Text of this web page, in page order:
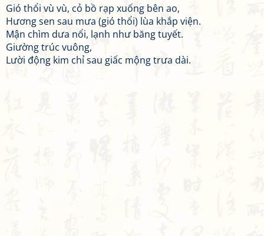
Gió thổi vù vù, cỏ bồ rạp xuống bên ao,
Hương sen sau mưa (gió thổi) lùa khắp viện.
Mận chìm dưa nổi, lạnh như băng tuyết.
Giường trúc vuông,
Lười động kim chỉ sau giấc mộng trưa dài.